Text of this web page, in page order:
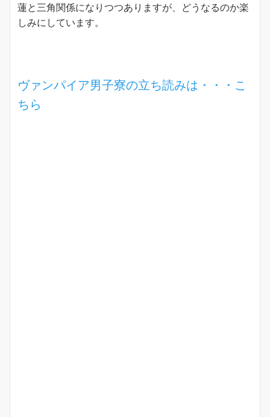
蓮と三角関係になりつつありますが、どうなるのか楽
しみにしています。
ヴァンパイア男子寮の立ち読みは・・・こ
ちら